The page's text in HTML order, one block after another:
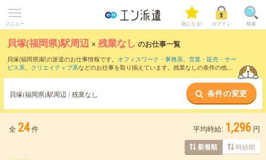
メニュー 気になる! ログイン 検索
貝塚(福岡県)駅周辺 ×残業なし のお仕事一覧
貝塚(福岡県)駅の派遣のお仕事情報です。 オフィスワーク・事務系、 営業・販売・サー
ビス系、 クリエイティブ系などのお仕事を取り揃えています。残業なしの条件の他
貝塚(福岡県)駅周辺 / 残業なし 条件の変更
全 24件 平均時給: 1,296 円
新着順 時給順